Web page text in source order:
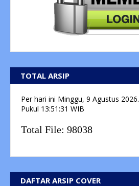
TOTAL ARSIP
Per hari ini Minggu, 9 Agustus 2026.
Pukul 13:51:31 WIB
Total File: 98038
DAFTAR ARSIP COVER